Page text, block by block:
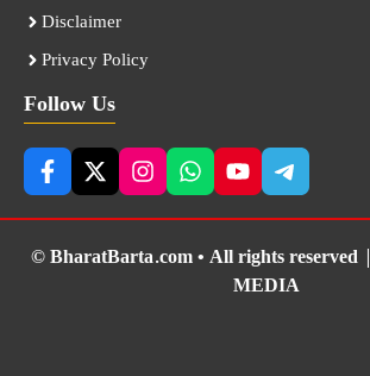
Disclaimer
Privacy Policy
Follow Us
© BharatBarta.com • All rights reserved |
MEDIA